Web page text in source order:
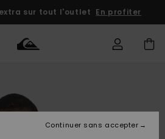
sur tout l'outlet En profiter
Continuer sans accepter